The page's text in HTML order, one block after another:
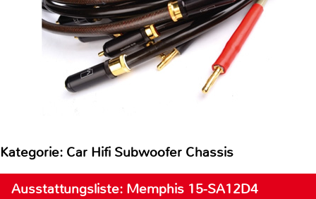
Kategorie: Car Hifi Subwoofer Chassis
Ausstattungsliste: Memphis 15-SA12D4